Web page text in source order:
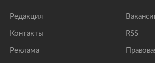
Редакция
Контакты
Реклама
RSS